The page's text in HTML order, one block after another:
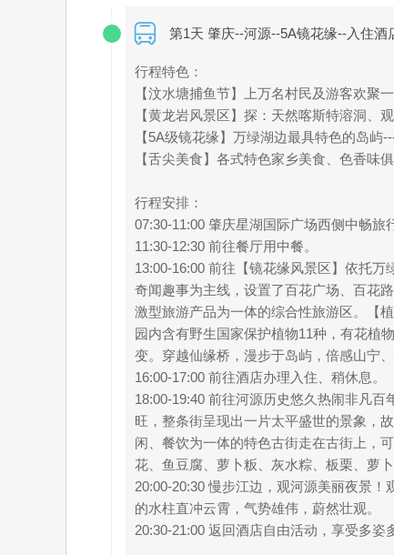
第1天 肇庆--河源--5A镜花缘--入住酒
行程特色：
【汶水塘捕鱼节】上万名村民及游客欢聚
【黄龙岩风景区】探：天然喀斯特溶洞、
【5A级镜花缘】万绿湖边最具特色的岛屿
【舌尖美食】各式特色家乡美食、色香味
行程安排：
07:30-11:00 肇庆星湖国际广场西侧中畅
11:30-12:30 前往餐厅用中餐。
13:00-16:00 前往【镜花缘风景区】依托
奇闻趣事为主线，设置了百花广场、百花
激型旅游产品为一体的综合性旅游区。【
园内含有野生国家保护植物11种，有花植
变。穿越仙缘桥，漫步于岛屿，倍感山宁
16:00-17:00 前往酒店办理入住、稍休息。
18:00-19:40 前往河源历史悠久热闹非凡
旺，整条街呈现出一片太平盛世的景象，
闲、餐饮为一体的特色古街走在古街上，
花、鱼豆腐、萝卜粄、灰水粽、板栗、萝
20:00-20:30 慢步江边，观河源美丽夜景
的水柱直冲云霄，气势雄伟，蔚然壮观。
20:30-21:00 返回酒店自由活动，享受多姿